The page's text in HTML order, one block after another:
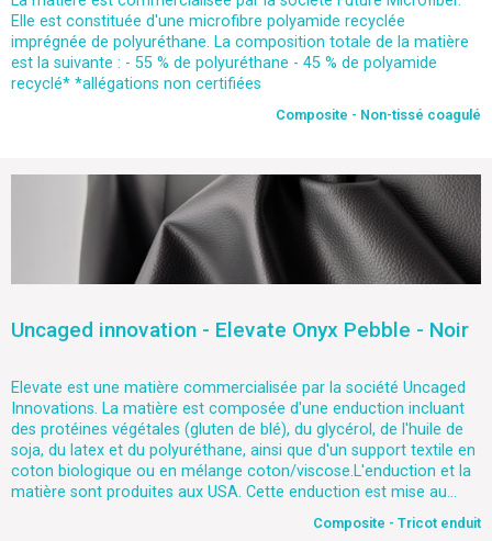
Elle est constituée d'une microfibre polyamide recyclée
imprégnée de polyuréthane. La composition totale de la matière
est la suivante : - 55 % de polyuréthane - 45 % de polyamide
recyclé* *allégations non certifiées
Composite - Non-tissé coagulé
Uncaged innovation - Elevate Onyx Pebble - Noir
Elevate est une matière commercialisée par la société Uncaged
Innovations. La matière est composée d'une enduction incluant
des protéines végétales (gluten de blé), du glycérol, de l'huile de
soja, du latex et du polyuréthane, ainsi que d'un support textile en
coton biologique ou en mélange coton/viscose.L'enduction et la
matière sont produites aux USA. Cette enduction est mise au...
Composite - Tricot enduit